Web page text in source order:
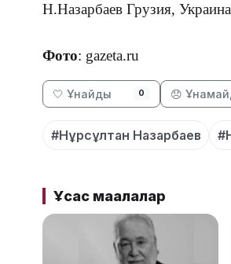
Н.Назарбаев Грузия,
Фото: gazeta.ru
🤍 Ұнайды 0 😞
#Нұрсұлтан Назарбаев
Ұқсас мақалалар